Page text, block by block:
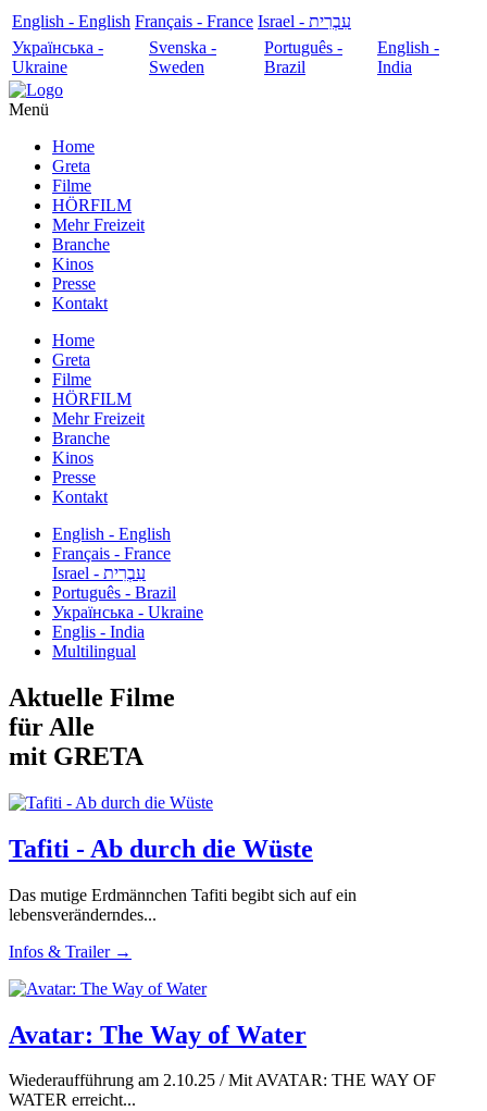
English - English Français - France
עִבְרִית - Israel
Українська -
Ukraine
Svenska -
Sweden
Português -
Brazil
English -
India
Menü
Home
Greta
Filme
HÖRFILM
Mehr Freizeit
Branche
Kinos
Presse
Kontakt
Home
Greta
Filme
HÖRFILM
Mehr Freizeit
Branche
Kinos
Presse
Kontakt
English - English
Français - France
עִבְרִית - Israel
Português - Brazil
Українська - Ukraine
Englis - India
Multilingual
Aktuelle Filme
für Alle
mit GRETA
Tafiti - Ab durch die Wüste
Das mutige Erdmännchen Tafiti begibt sich auf ein
lebensveränderndes...
Infos & Trailer →
Avatar: The Way of Water
Wiederaufführung am 2.10.25 / Mit AVATAR: THE WAY OF
WATER erreicht...